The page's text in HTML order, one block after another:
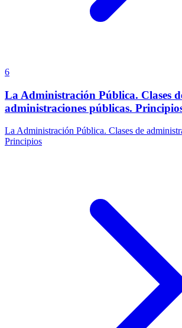
6
La Administración Pública. Clases
administraciones públicas.
La Administración Pública. Clases de
Principios